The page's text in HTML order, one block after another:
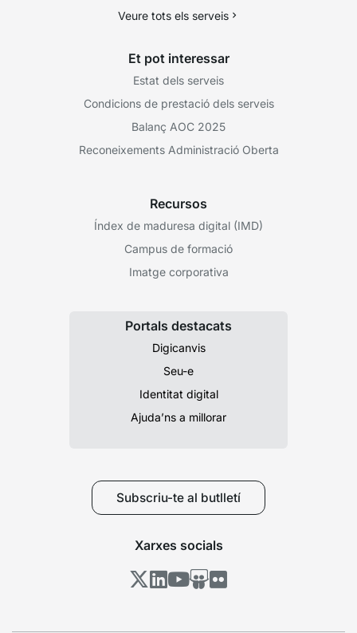
Veure tots els serveis
Et pot interessar
Estat dels serveis
Condicions de prestació dels serveis
Balanç AOC 2025
Reconeixements Administració Oberta
Recursos
Índex de maduresa digital (IMD)
Campus de formació
Imatge corporativa
Portals destacats
Digicanvis
Seu-e
Identitat digital
Ajuda’ns a millorar
Subscriu-te al butlletí
Xarxes socials